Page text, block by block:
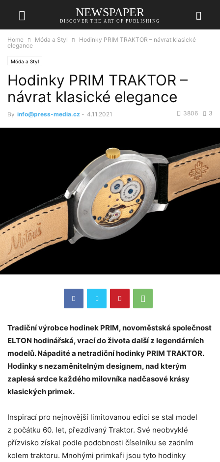
NEWSPAPER
DISCOVER THE ART OF PUBLISHING
Home Móda a Styl
Hodinky PRIM TRAKTOR – návrat klasické
elegance
Móda a Styl
Hodinky PRIM TRAKTOR –
návrat klasické elegance
By info@press-media.cz - 4.11.2021 3
3806
Tradiční výrobce hodinek PRIM, novoměstská společnost
ELTON hodinářská, vrací do života další z legendárních
modelů. Nápadité a netradiční hodinky PRIM TRAKTOR.
Hodinky s nezaměnitelným designem, nad kterým
zaplesá srdce každého milovníka nadčasové krásy
klasických primek.
Inspirací pro nejnovější limitovanou edici se stal model
z počátku 60. let, přezdívaný Traktor. Své neobvyklé
přízvisko získal podle podobnosti číselníku se zadním
kolem traktoru. Mnohými primkaři jsou tyto hodinky